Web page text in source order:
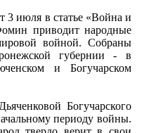
3 июля в статье «Война и
приводит народные
войной. Собраны
губернии - в
и Богучарском
Богучарского
периоду войны.